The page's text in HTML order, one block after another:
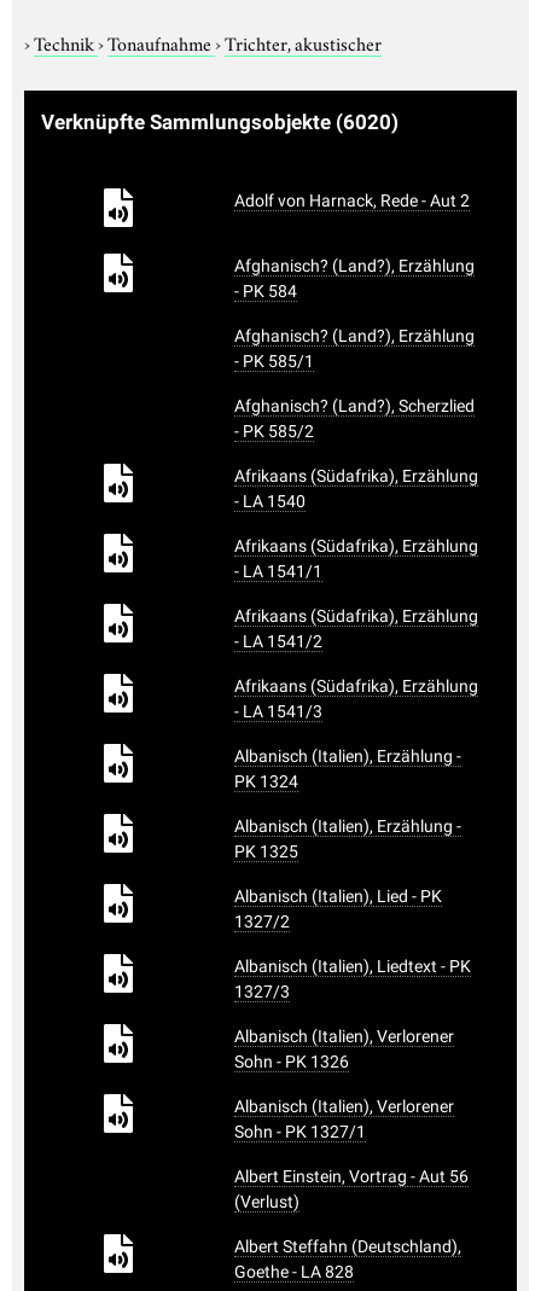
›Technik›Tonaufnahme›Trichter, akustischer
Verknüpfte Sammlungsobjekte (6020)
Adolf von Harnack, Rede - Aut 2
Afghanisch? (Land?), Erzählung
- PK 584
Afghanisch? (Land?), Erzählung
- PK 585/1
Afghanisch? (Land?), Scherzlied
- PK 585/2
Afrikaans (Südafrika), Erzählung
- LA 1540
Afrikaans (Südafrika), Erzählung
- LA 1541/1
Afrikaans (Südafrika), Erzählung
- LA 1541/2
Afrikaans (Südafrika), Erzählung
- LA 1541/3
Albanisch (Italien), Erzählung -
PK 1324
Albanisch (Italien), Erzählung -
PK 1325
Albanisch (Italien), Lied - PK
1327/2
Albanisch (Italien), Liedtext - PK
1327/3
Albanisch (Italien), Verlorener
Sohn - PK 1326
Albanisch (Italien), Verlorener
Sohn - PK 1327/1
Albert Einstein, Vortrag - Aut 56
(Verlust)
Albert Steffahn (Deutschland),
Goethe - LA 828